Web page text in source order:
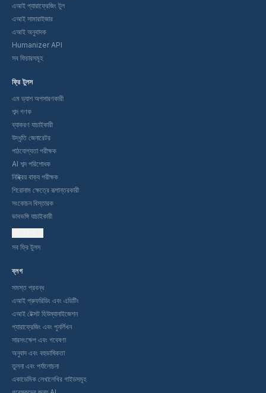
এআই প্যারাফ্রেজিং টুল
এআই সামারাইজার
এআই অনুবাদক
Humanizer API
সব ফিচারসমূহ
ফ্রি টুলস
এম ড্যাশ অপসারণকারী
শব্দ গণক
ব্যাকরণ যাচাইকারী
উদ্ধৃতি জেনারেটর
পাঠযোগ্যতা পরীক্ষক
AI শব্দ পরিশোধক
নিষ্ক্রিয় বাক্য পরীক্ষক
শিরোনাম ক্ষেত্রে রূপান্তরকারী
সংকোচন বিস্তারক
ভাবভঙ্গি যাচাইকারী
সব ফ্রি টুলস
ব্লগ
সমস্ত প্রবন্ধ
এআই প্রুফরিডিং এবং এডিটিং
এআই টেক্সট হিউম্যানাইজেশন
প্যারাফ্রেজিং এবং পুনর্লিখন
সারসংক্ষেপ এবং গবেষণা
অনুবাদ এবং বহুভাষিকতা
তুলনা এবং পর্যালোচনা
একাডেমিক লেখালেখির গাইডসমূহ